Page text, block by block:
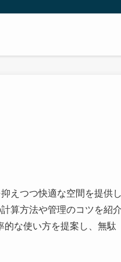
えつつ快適な空間を提供
算方法や管理のコツを紹
的な使い方を提案し、無駄